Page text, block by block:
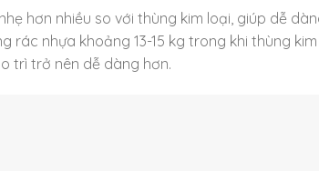
hơn nhiều so với thùng kim loại, giúp dễ
rác nhựa khoảng 13-15 kg trong khi thùng
trì trở nên dễ dàng hơn.